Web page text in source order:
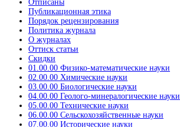
Отписаны
Публикационная этика
Порядок рецензирования
Политика журнала
О журналах
Оттиск статьи
Скидки
01.00.00 Физико-математические науки
02.00.00 Химические науки
03.00.00 Биологические науки
04.00.00 Геолого-минералогические науки
05.00.00 Технические науки
06.00.00 Сельскохозяйственные науки
07.00.00 Исторические науки